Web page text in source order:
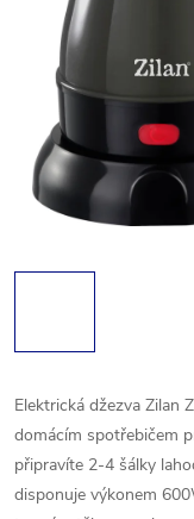
Elektrická džezva Zilan
domácím spotřebičem
připravíte 2-4 šálky
disponuje výkonem